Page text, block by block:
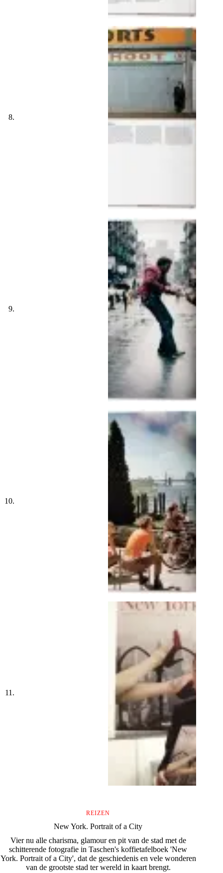
REIZEN
New York. Portrait of a City
Vier nu alle charisma, glamour en pit van de stad met de
schitterende fotografie in Taschen's koffietafelboek 'New
York. Portrait of a City', dat de geschiedenis en vele wonderen
van de grootste stad ter wereld in kaart brengt.